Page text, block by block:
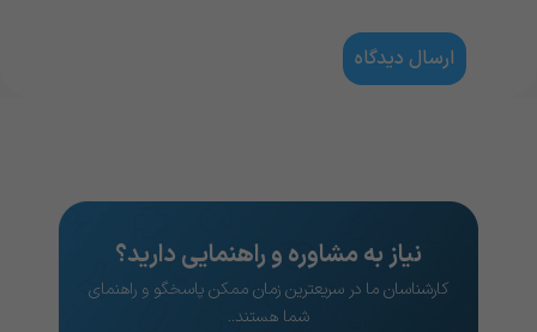
نیاز به مشاوره و راهنمایی دارید؟
کارشناسان ما در سریعترین زمان ممکن پاسخگو و راهنمای
شما هستند..